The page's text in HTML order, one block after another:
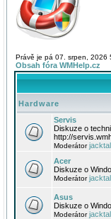
Právě je pá 07. srpen, 2026
Obsah fóra WMHelp.cz
Hardware
Servis
Diskuze o
http://
Moderátor
Acer
Diskuze o
Moderátor
Asus
Diskuze o
Moderátor